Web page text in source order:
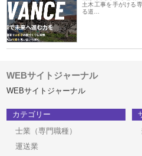
土木工事を手がける
る道…
WEBサイトジャーナル
WEBサイトジャーナル
カテゴリー
士業（専門職種）
運送業